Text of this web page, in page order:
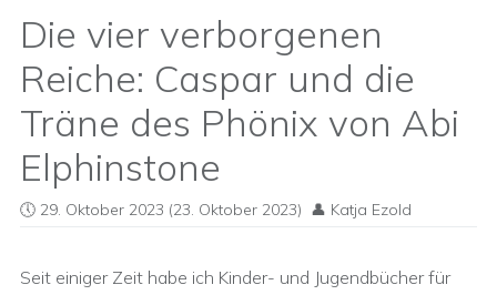
Die vier verborgenen
Reiche: Caspar und die
Träne des Phönix von Abi
Elphinstone
29. Oktober 2023 (23. Oktober 2023) Katja Ezold
Seit einiger Zeit habe ich Kinder- und Jugendbücher für